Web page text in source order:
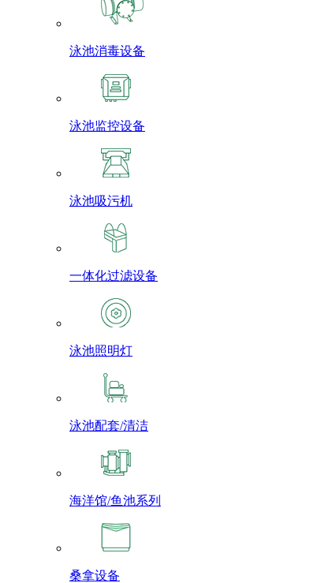
泳池消毒设备
泳池监控设备
泳池吸污机
一体化过滤设备
泳池照明灯
泳池配套/清洁
海洋馆/鱼池系列
桑拿设备